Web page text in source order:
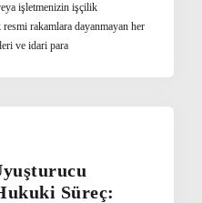
işletmenizin işçilik
rakamlara dayanmayan her
ve idari para
Süreç: